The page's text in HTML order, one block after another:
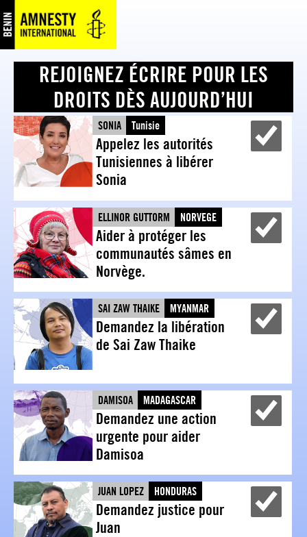
REJOIGNEZ ÉCRIRE POUR LES
DROITS DÈS AUJOURD’HUI
Tunisie
SONIA
Appelez les autorités
Tunisiennes à libérer
Sonia
NORVEGE
ELLINOR GUTTORM
Aider à protéger les
communautés sâmes en
Norvège.
Y
MYANMAR
SAI ZAW THAIKE
Demandez la libération
de Sai Zaw Thaike
MADAGASCAR
DAMISOA
Demandez une action
urgente pour aider
Damisoa
Y
HONDURAS
JUAN LOPEZ
Demandez justice pour
Juan